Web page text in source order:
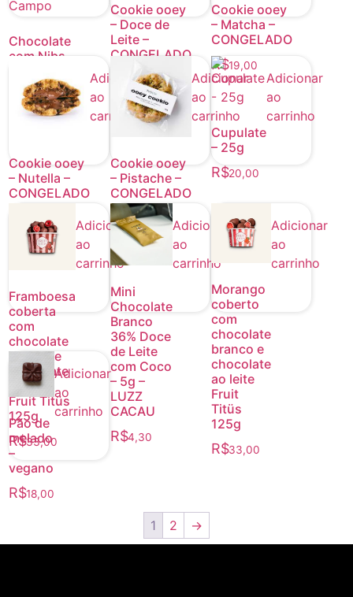
Chocolate
com Nibs
Raízes do
Campo
Cookie ooey
– Doce de
Leite –
CONGELADO
R$ 19,00
Cookie ooey
– Matcha –
CONGELADO
R$19,00
Cookie ooey
– Nutella –
CONGELADO
19,00
Adicionar
ao
carrinho
Cookie ooey
– Pistache –
CONGELADO
R$19,00
Adicionar
ao
carrinho
Cupulate
– 25g
R$20,00
Adicionar
ao
carrinho
Framboesa
coberta
com
chocolate
branco e
chocolate
amargo
Fruit Titüs
125g
R$33,00
Adicionar
ao
carrinho
Mini
Chocolate
Branco
36% Doce
de Leite
com Coco
– 5g –
LUZZ
CACAU
R$4,30
Adicionar
ao
carrinho
Morango
coberto
com
chocolate
branco e
chocolate
ao leite
Fruit
Titüs
125g
R$33,00
Adicionar
ao
carrinho
Pão de
melado
–
vegano
R$18,00
Adicionar
ao
carrinho
1 2 →